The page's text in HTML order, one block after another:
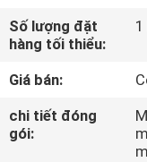
BUỔI
TRÌNH
DIỄN
Số lượng đặt
hàng tối thiểu:
1
Giá bán:
chi tiết đóng
gói: